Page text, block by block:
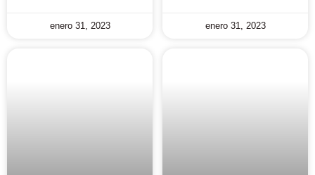
enero 31, 2023 enero 31, 2023